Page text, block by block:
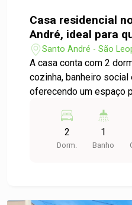
Casa residencial
André, ideal para
imóvel funcional.
Santo André - São
A casa conta com 2
cozinha, banheiro
oferecendo um espaço
agende sua visita.
2
Dorm.
1
Banho